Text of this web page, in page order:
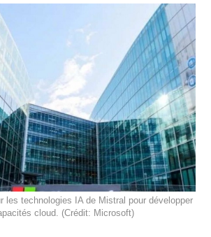
les technologies IA de Mistral pour développer
cloud. (Crédit: Microsoft)